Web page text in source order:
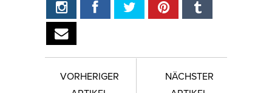
VORHERIGER
NÄCHSTER